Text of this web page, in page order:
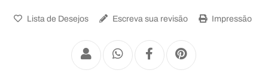
Lista de Desejos Escreva sua revisão Impressão